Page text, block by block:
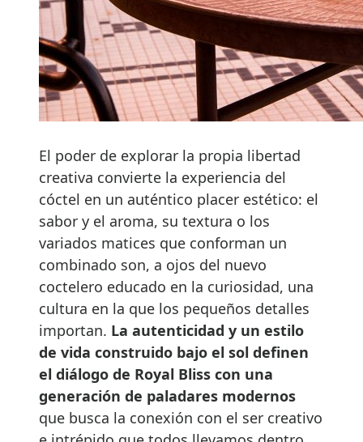
El poder de explorar la propia libertad
creativa convierte la experiencia del
cóctel en un auténtico placer estético: el
sabor y el aroma, su textura o los
variados matices que conforman un
combinado son, a ojos del nuevo
coctelero educado en la curiosidad, una
cultura en la que los pequeños detalles
importan. La autenticidad y un estilo
de vida construido bajo el sol definen
el diálogo de Royal Bliss con una
generación de paladares modernos
que busca la conexión con el ser creativo